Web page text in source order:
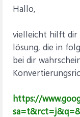
Hallo,
vielleicht hilft dir
lösung, die in
bei dir
https://